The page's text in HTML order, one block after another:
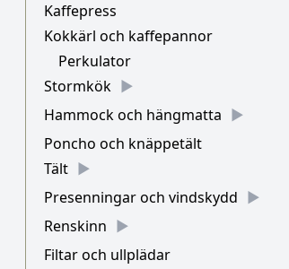
Kaffepress
Kokkärl och kaffepannor
Perkulator
Stormkök
Hammock och hängmatta
Poncho och knäppetält
Tält
Presenningar och vindskydd
Renskinn
Filtar och ullplädar